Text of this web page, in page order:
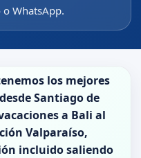
WhatsApp.
los mejores
Santiago de
a Bali al
Valparaíso,
incluido saliendo